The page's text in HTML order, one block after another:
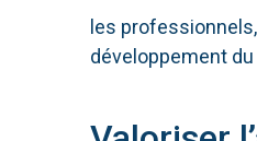
les
développement